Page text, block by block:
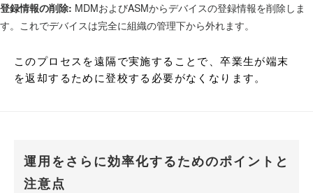
登録情報の削除: MDMおよびASMからデバイスの登録情報を削除しま
す。これでデバイスは完全に組織の管理下から外れます。
このプロセスを遠隔で実施することで、卒業生が端末
を返却するために登校する必要がなくなります。
運用をさらに効率化するためのポイントと
注意点